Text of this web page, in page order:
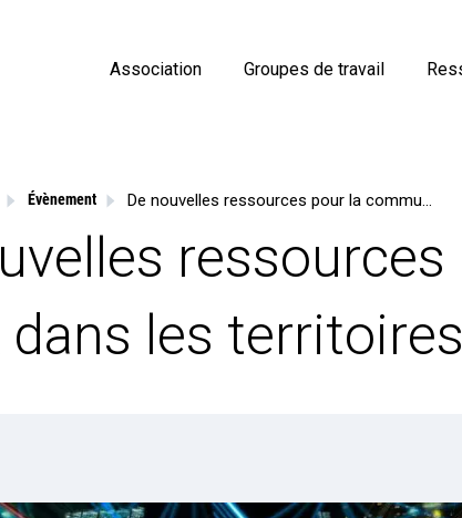
Association Groupes de travail
Évènement
dans les territoires